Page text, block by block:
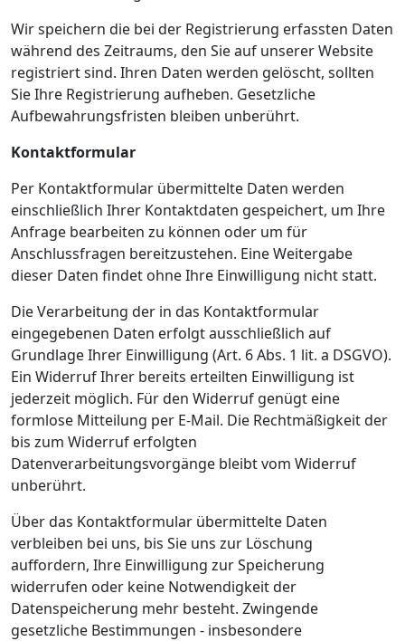
Wir speichern die bei der Registrierung erfassten Daten
während des Zeitraums, den Sie auf unserer Website
registriert sind. Ihren Daten werden gelöscht, sollten
Sie Ihre Registrierung aufheben. Gesetzliche
Aufbewahrungsfristen bleiben unberührt.
Kontaktformular
Per Kontaktformular übermittelte Daten werden
einschließlich Ihrer Kontaktdaten gespeichert, um Ihre
Anfrage bearbeiten zu können oder um für
Anschlussfragen bereitzustehen. Eine Weitergabe
dieser Daten findet ohne Ihre Einwilligung nicht statt.
Die Verarbeitung der in das Kontaktformular
eingegebenen Daten erfolgt ausschließlich auf
Grundlage Ihrer Einwilligung (Art. 6 Abs. 1 lit. a DSGVO).
Ein Widerruf Ihrer bereits erteilten Einwilligung ist
jederzeit möglich. Für den Widerruf genügt eine
formlose Mitteilung per E-Mail. Die Rechtmäßigkeit der
bis zum Widerruf erfolgten
Datenverarbeitungsvorgänge bleibt vom Widerruf
unberührt.
Über das Kontaktformular übermittelte Daten
verbleiben bei uns, bis Sie uns zur Löschung
auffordern, Ihre Einwilligung zur Speicherung
widerrufen oder keine Notwendigkeit der
Datenspeicherung mehr besteht. Zwingende
gesetzliche Bestimmungen - insbesondere